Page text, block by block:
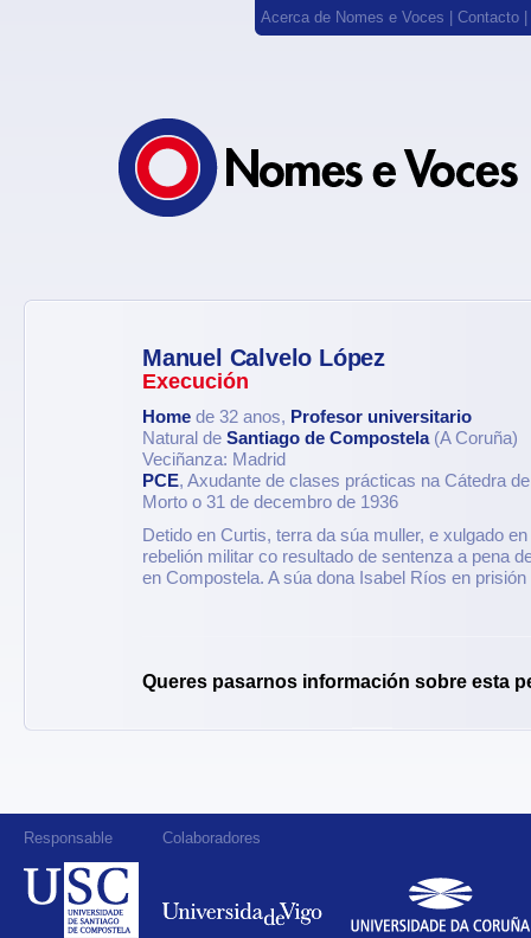
Acerca de Nomes e Voces Contacto
Manuel Calvelo López
Execución
Home de 32 anos, Profesor universitario
Natural de Santiago de Compostela(A Coruña)
Veciñanza: Madrid
PCE, Axudante de clases prácticas na Cátedra
Morto o 31 de decembro de 1936
Detido en Curtis, terra da súa muller, e xulgado
rebelión militar co resultado de sentenza a pena
en Compostela. A súa dona Isabel Ríos en prisión
Queres pasarnos información sobre esta
Responsable Colaboradores